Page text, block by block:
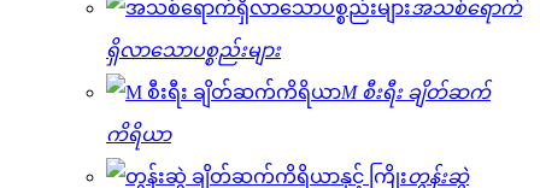
အသစ်ရောက်
ရှိလာသောပစ္စည်းများ
M စီးရီး ချိတ်ဆက်
ကိရိယာ
တွန်းဆွဲ